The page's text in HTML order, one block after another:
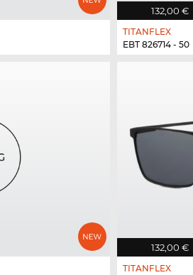
132,00 €
TITANFLEX
EBT 826714 - 50
132,00 €
TITANFLEX